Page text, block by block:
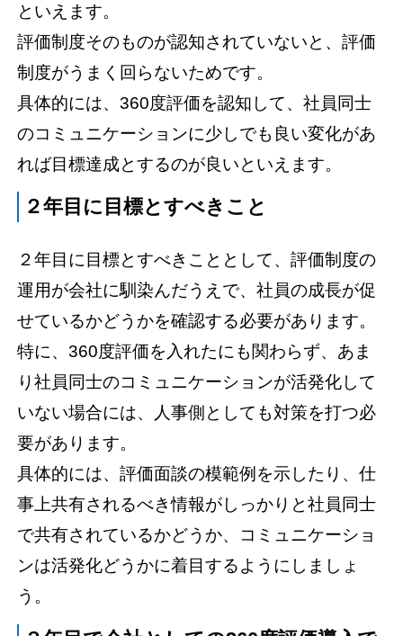
といえます。
評価制度そのものが認知されていないと、評価
制度がうまく回らないためです。
具体的には、360度評価を認知して、社員同士
のコミュニケーションに少しでも良い変化があ
れば目標達成とするのが良いといえます。
２年目に目標とすべきこと
２年目に目標とすべきこととして、評価制度の
運用が会社に馴染んだうえで、社員の成長が促
せているかどうかを確認する必要があります。
特に、360度評価を入れたにも関わらず、あま
り社員同士のコミュニケーションが活発化して
いない場合には、人事側としても対策を打つ必
要があります。
具体的には、評価面談の模範例を示したり、仕
事上共有されるべき情報がしっかりと社員同士
で共有されているかどうか、コミュニケーショ
ンは活発化どうかに着目するようにしましょ
う。